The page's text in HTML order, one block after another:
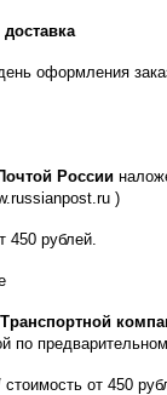
доставка
оформления
России
)
450 рублей.
по
от 450